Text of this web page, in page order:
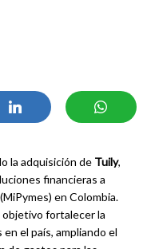
la adquisición de Tuily,
financieras a
en Colombia.
fortalecer la
el país, ampliando el